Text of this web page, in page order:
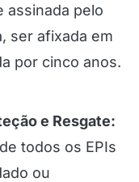
assinada pelo
ser afixada em
por cinco anos.
e Resgate:
todos os EPIs
ou